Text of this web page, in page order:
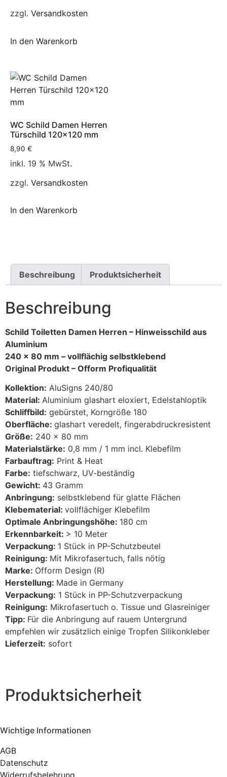
zzgl. Versandkosten
In den Warenkorb
WC Schild Damen Herren
Türschild 120×120 mm
8,90 €
inkl. 19 % MwSt.
zzgl. Versandkosten
In den Warenkorb
Beschreibung Produktsicherheit
Beschreibung
Schild Toiletten Damen Herren – Hinweisschild aus
Aluminium
240 x 80 mm – vollflächig selbstklebend
Original Produkt – Ofform Profiqualität
Kollektion: AluSigns 240/80
Material: Aluminium glashart eloxiert, Edelstahloptik
Schliffbild: gebürstet, Korngröße 180
Oberfläche: glashart veredelt, fingerabdruckresistent
Größe: 240 x 80 mm
Materialstärke: 0,8 mm / 1 mm incl. Klebefilm
Farbauftrag: Print & Heat
Farbe: tiefschwarz, UV-beständig
Gewicht: 43 Gramm
Anbringung: selbstklebend für glatte Flächen
Klebematerial: vollflächiger Klebefilm
Optimale Anbringungshöhe: 180 cm
Erkennbarkeit: > 10 Meter
Verpackung: 1 Stück in PP-Schutzbeutel
Reinigung: Mit Mikrofasertuch, falls nötig
Marke: Ofform Design (R)
Herstellung: Made in Germany
Verpackung: 1 Stück in PP-Schutzverpackung
Reinigung: Mikrofasertuch o. Tissue und Glasreiniger
Tipp: Für die Anbringung auf rauem Untergrund
empfehlen wir zusätzlich einige Tropfen Silikonkleber
Lieferzeit: sofort
Produktsicherheit
Wichtige Informationen
AGB
Datenschutz
Widerrufsbelehrung